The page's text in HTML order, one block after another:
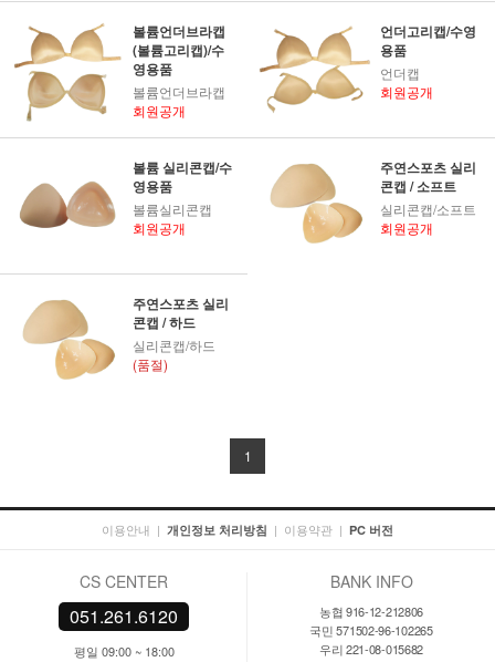
볼륨언더브라캡
(볼륨고리캡)/수
영용품
볼륨언더브라캡
회원공개
언더고리캡/수영
용품
언더캡
회원공개
볼륨 실리콘캡/수
영용품
볼륨실리콘캡
회원공개
주연스포츠 실리
콘캡 / 소프트
실리콘캡/소프트
회원공개
주연스포츠 실리
콘캡 / 하드
실리콘캡/하드
(품절)
1
이용안내 | 개인정보 처리방침 | 이용약관 | PC 버전
CS CENTER
051.261.6120
평일 09:00 ~ 18:00
BANK INFO
농협 916-12-212806
국민 571502-96-102265
우리 221-08-015682